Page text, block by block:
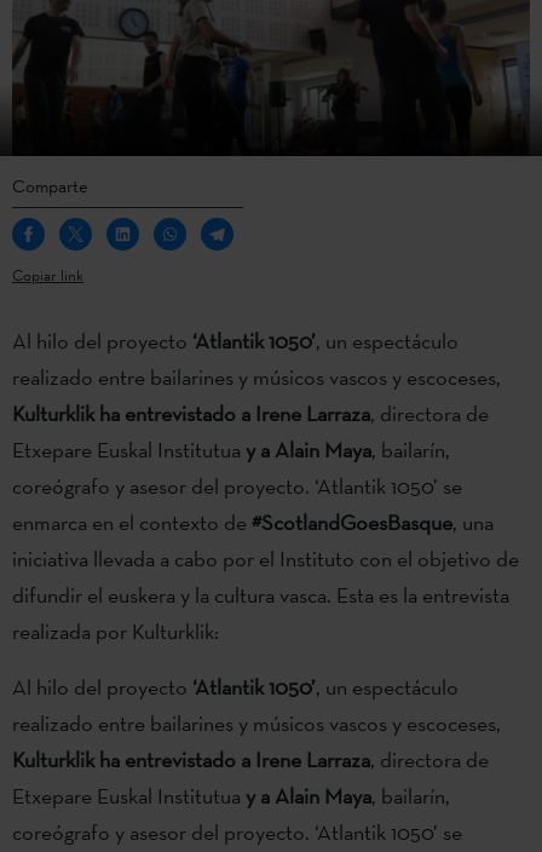
Comparte
Copiar link
Al hilo del proyecto ‘Atlantik 1050’, un espectáculo
realizado entre bailarines y músicos vascos y escoceses,
Kulturklik ha entrevistado a Irene Larraza, directora de
Etxepare Euskal Institutua y a Alain Maya, bailarín,
coreógrafo y asesor del proyecto. ‘Atlantik 1050’ se
enmarca en el contexto de#ScotlandGoesBasque, una
iniciativa llevada a cabo por el Instituto con el objetivo de
difundir el euskera y la cultura vasca. Esta es la entrevista
realizada por Kulturklik:
Al hilo del proyecto ‘Atlantik 1050’, un espectáculo
realizado entre bailarines y músicos vascos y escoceses,
Kulturklik ha entrevistado a Irene Larraza, directora de
Etxepare Euskal Institutua y a Alain Maya, bailarín,
coreógrafo y asesor del proyecto. ‘Atlantik 1050’ se